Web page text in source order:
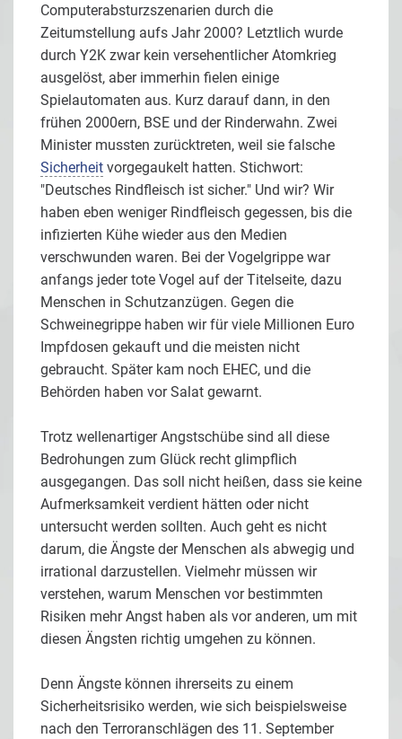
Computerabsturzszenarien durch die
Zeitumstellung aufs Jahr 2000? Letztlich wurde
durch Y2K zwar kein versehentlicher Atomkrieg
ausgelöst, aber immerhin fielen einige
Spielautomaten aus. Kurz darauf dann, in den
frühen 2000ern, BSE und der Rinderwahn. Zwei
Minister mussten zurücktreten, weil sie falsche
Sicherheit vorgegaukelt hatten. Stichwort:
"Deutsches Rindfleisch ist sicher." Und wir? Wir
haben eben weniger Rindfleisch gegessen, bis die
infizierten Kühe wieder aus den Medien
verschwunden waren. Bei der Vogelgrippe war
anfangs jeder tote Vogel auf der Titelseite, dazu
Menschen in Schutzanzügen. Gegen die
Schweinegrippe haben wir für viele Millionen Euro
Impfdosen gekauft und die meisten nicht
gebraucht. Später kam noch EHEC, und die
Behörden haben vor Salat gewarnt.
Trotz wellenartiger Angstschübe sind all diese
Bedrohungen zum Glück recht glimpflich
ausgegangen. Das soll nicht heißen, dass sie keine
Aufmerksamkeit verdient hätten oder nicht
untersucht werden sollten. Auch geht es nicht
darum, die Ängste der Menschen als abwegig und
irrational darzustellen. Vielmehr müssen wir
verstehen, warum Menschen vor bestimmten
Risiken mehr Angst haben als vor anderen, um mit
diesen Ängsten richtig umgehen zu können.
Denn Ängste können ihrerseits zu einem
Sicherheitsrisiko werden, wie sich beispielsweise
nach den Terroranschlägen des 11. September